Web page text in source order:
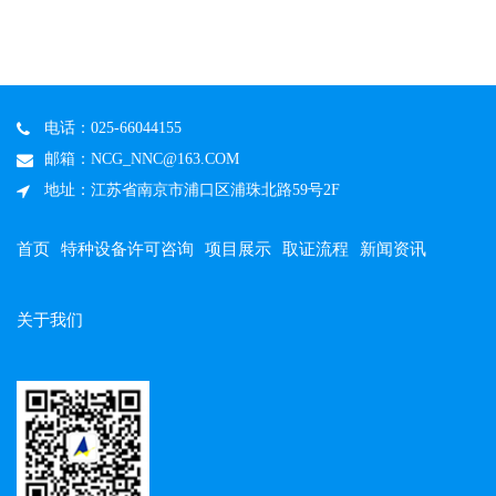
电话：025-66044155
邮箱：NCG_NNC@163.COM
地址：江苏省南京市浦口区浦珠北路59号2F
首页 特种设备许可咨询 项目展示 取证流程 新闻资讯
关于我们